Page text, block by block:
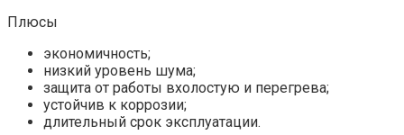
Плюсы
экономичность;
низкий уровень шума;
защита от работы вхолостую и перегрева;
устойчив к коррозии;
длительный срок эксплуатации.